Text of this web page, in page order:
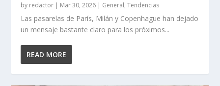
by redactor | Mar 30, 2026 | General,Tendencias
Las pasarelas de París, Milán y Copenhague han dejado
un mensaje bastante claro para los próximos...
READ MORE